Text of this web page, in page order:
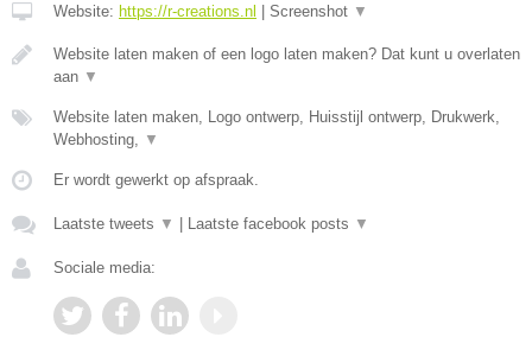
Website: https://r-creations.nl | Screenshot ▼
Website laten maken of een logo laten maken? Dat kunt u overlaten
aan ▼
Website laten maken, Logo ontwerp, Huisstijl ontwerp, Drukwerk,
Webhosting,
▼
Er wordt gewerkt op afspraak.
Laatste tweets ▼ | Laatste facebook posts ▼
Sociale media: